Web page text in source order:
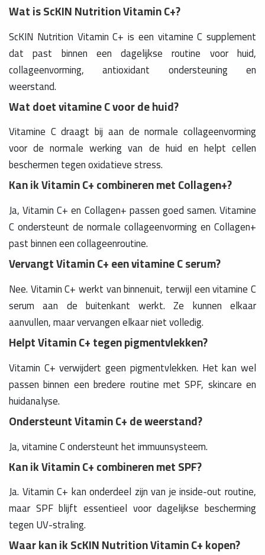
Wat is ScKIN Nutrition Vitamin C+?
ScKIN Nutrition Vitamin C+ is een vitamine C supplement
dat past binnen een dagelijkse routine voor huid,
collageenvorming, antioxidant ondersteuning en
weerstand.
Wat doet vitamine C voor de huid?
Vitamine C draagt bij aan de normale collageenvorming
voor de normale werking van de huid en helpt cellen
beschermen tegen oxidatieve stress.
Kan ik Vitamin C+ combineren met Collagen+?
Ja, Vitamin C+ en Collagen+ passen goed samen. Vitamine
C ondersteunt de normale collageenvorming en Collagen+
past binnen een collageenroutine.
Vervangt Vitamin C+ een vitamine C serum?
Nee. Vitamin C+ werkt van binnenuit, terwijl een vitamine C
serum aan de buitenkant werkt. Ze kunnen elkaar
aanvullen, maar vervangen elkaar niet volledig.
Helpt Vitamin C+ tegen pigmentvlekken?
Vitamin C+ verwijdert geen pigmentvlekken. Het kan wel
passen binnen een bredere routine met SPF, skincare en
huidanalyse.
Ondersteunt Vitamin C+ de weerstand?
Ja, vitamine C ondersteunt het immuunsysteem.
Kan ik Vitamin C+ combineren met SPF?
Ja. Vitamin C+ kan onderdeel zijn van je inside-out routine,
maar SPF blijft essentieel voor dagelijkse bescherming
tegen UV-straling.
Waar kan ik ScKIN Nutrition Vitamin C+ kopen?